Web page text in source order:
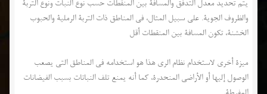
يتم تحديد معدل التدفق والمسافة بين المنقطات حسب نوع النبات ونوع التربة
والظروف الجوية. على سبيل المثال، في المناطق ذات التربة الرملية والحبوب
الخشنة، تكون المسافة بين المنقطات أقل
ميزة أخرى لاستخدام نظام الري هذا هو استخدامه في المناطق التي يصعب
الوصول إليها أو الأراضي المنحدرة، كما أنه يمنع تلف النباتات بسبب الفيضانات